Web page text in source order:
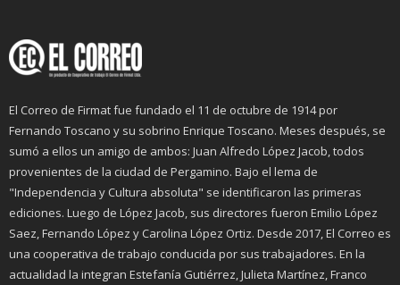
El Correo de Firmat fue fundado el 11 de octubre de 1914 por
Fernando Toscano y su sobrino Enrique Toscano. Meses después, se
sumó a ellos un amigo de ambos: Juan Alfredo López Jacob, todos
provenientes de la ciudad de Pergamino. Bajo el lema de
"Independencia y Cultura absoluta" se identificaron las primeras
ediciones. Luego de López Jacob, sus directores fueron Emilio López
Saez, Fernando López y Carolina López Ortiz. Desde 2017, El Correo es
una cooperativa de trabajo conducida por sus trabajadores. En la
actualidad la integran Estefanía Gutiérrez, Julieta Martínez, Franco